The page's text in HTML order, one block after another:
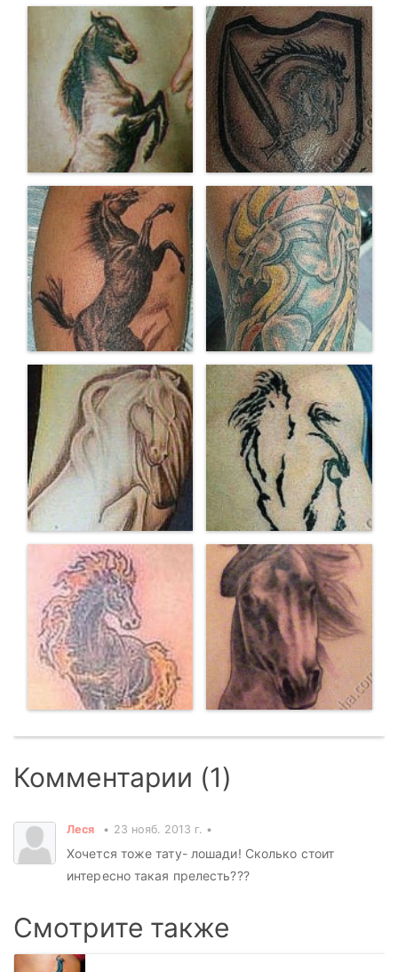
Комментарии (1)
Леся 23 нояб. 2013 г.
Хочется тоже тату- лошади! Сколько стоит
интересно такая прелесть???
Смотрите также